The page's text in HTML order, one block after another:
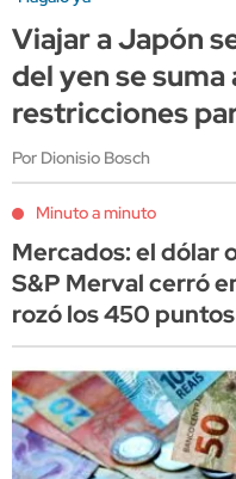
Viajar a Japón
del yen se suma
restricciones
Por Dionisio Bosch
Minuto a minuto
Mercados: el dólar
S&P Merval cerró
rozó los 450 puntos